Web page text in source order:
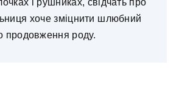
хоче зміцнити шлюбний
продовження роду.